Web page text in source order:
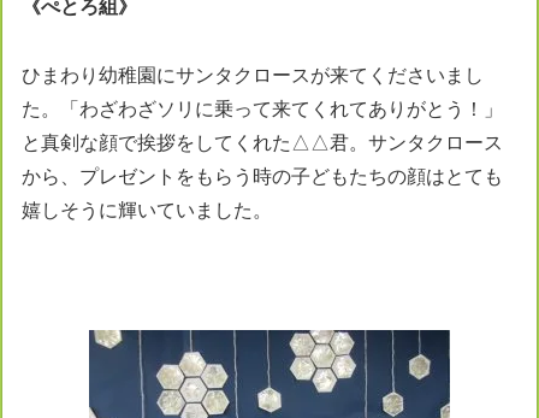
《ぺとろ組 》
ひまわり幼稚園にサンタクロースが来てくださいまし
た。「わざわざソリに乗って来てくれてありがとう！」
と真剣な顔で挨拶をしてくれた△△君。サンタクロース
から、プレゼントをもらう時の子どもたちの顔はとても
嬉しそうに輝いていました。